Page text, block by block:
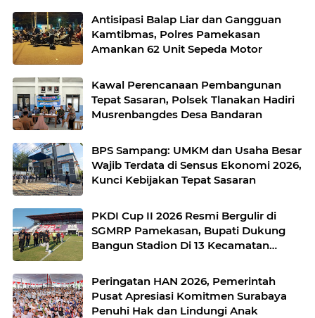
Antisipasi Balap Liar dan Gangguan
Kamtibmas, Polres Pamekasan
Amankan 62 Unit Sepeda Motor
Kawal Perencanaan Pembangunan
Tepat Sasaran, Polsek Tlanakan Hadiri
Musrenbangdes Desa Bandaran
BPS Sampang: UMKM dan Usaha Besar
Wajib Terdata di Sensus Ekonomi 2026,
Kunci Kebijakan Tepat Sasaran
PKDI Cup II 2026 Resmi Bergulir di
SGMRP Pamekasan, Bupati Dukung
Bangun Stadion Di 13 Kecamatan
Peringatan HAN 2026, Pemerintah
Pusat Apresiasi Komitmen Surabaya
Penuhi Hak dan Lindungi Anak